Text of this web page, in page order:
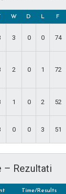
W D L F
3 0 0 74
2 0 1 72
1 0 2 52
0 0 3 51
– Rezultati
Time/Results